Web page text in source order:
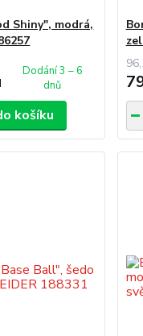
Shiny", modrá,
Dodání 3 – 6
dnů
košíku